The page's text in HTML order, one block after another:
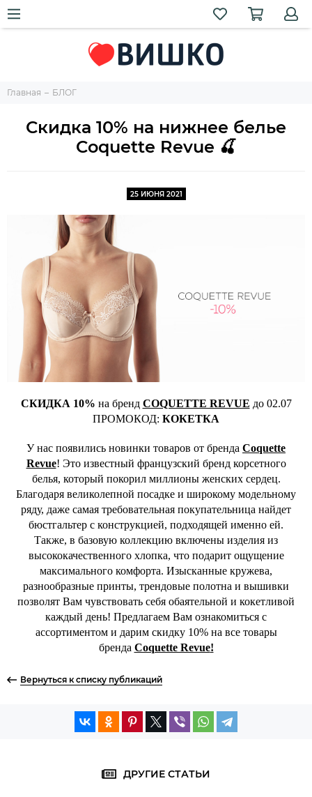
Главная БЛОГ
Скидка 10% на нижнее белье
Coquette Revue 🍒
25 ИЮНЯ 2021
СКИДКА 10% на бренд COQUETTE REVUE до 02.07
ПРОМОКОД: КОКЕТКА
У нас появились новинки товаров от бренда Coquette
Revue! Это известный французский бренд корсетного
белья, который покорил миллионы женских сердец.
Благодаря великолепной посадке и широкому модельному
ряду, даже самая требовательная покупательница найдет
бюстгальтер с конструкцией, подходящей именно ей.
Также, в базовую коллекцию включены изделия из
высококачественного хлопка, что подарит ощущение
максимального комфорта. Изысканные кружева,
разнообразные принты, трендовые полотна и вышивки
позволят Вам чувствовать себя обаятельной и кокетливой
каждый день! Предлагаем Вам ознакомиться с
ассортиментом и дарим скидку 10% на все товары
бренда Coquette Revue!
Вернуться к списку публикаций
ДРУГИЕ СТАТЬИ